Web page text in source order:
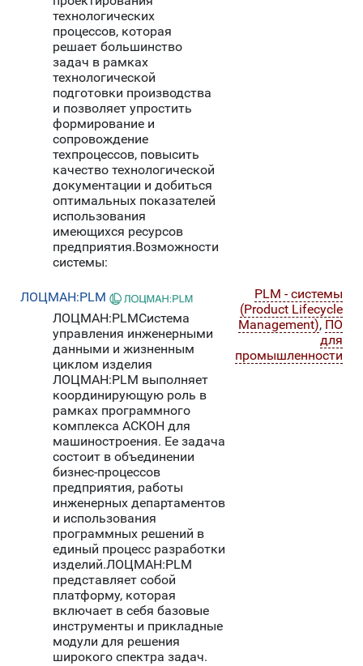
технологических
процессов, которая
решает большинство
задач в рамках
технологической
подготовки производства
и позволяет упростить
формирование и
сопровождение
техпроцессов, повысить
качество технологической
документации и добиться
оптимальных показателей
использования
имеющихся ресурсов
предприятия.Возможности
системы:
ЛОЦМАН:PLM
ЛОЦМАН:PLMСистема
управления инженерными
данными и жизненным
циклом изделия
ЛОЦМАН:PLM выполняет
координирующую роль в
рамках программного
комплекса АСКОН для
машиностроения. Ее задача
состоит в объединении
бизнес-процессов
предприятия, работы
инженерных департаментов
и использования
программных решений в
единый процесс разработки
изделий.ЛОЦМАН:PLM
представляет собой
платформу, которая
включает в себя базовые
инструменты и прикладные
модули для решения
широкого спектра задач.
PLM - системы
(Product Lifecycle
Management), ПО
для
промышленности